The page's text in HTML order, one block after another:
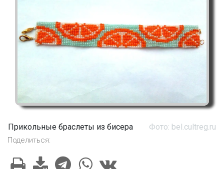
Прикольные браслеты из бисера Фото: bel.cultreg.ru
Поделиться: